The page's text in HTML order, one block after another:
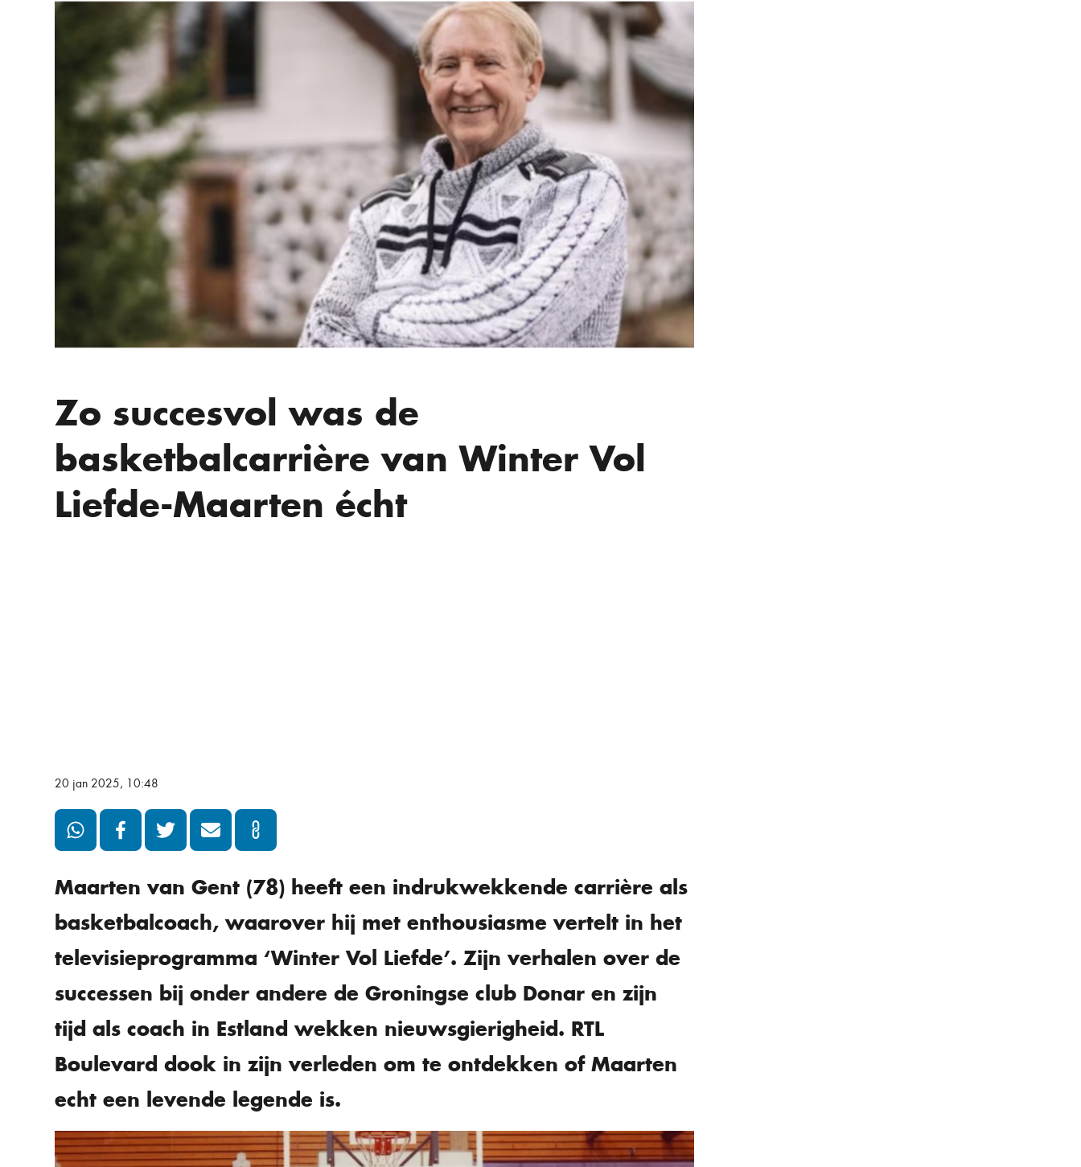
Zo succesvol was de
basketbalcarrière van Winter Vol
Liefde-Maarten écht
20 jan 2025, 10:48
Maarten van Gent (78) heeft een indrukwekkende carrière als
basketbalcoach, waarover hij met enthousiasme vertelt in het
televisieprogramma ‘Winter Vol Liefde’. Zijn verhalen over de
successen bij onder andere de Groningse club Donar en zijn
tijd als coach in Estland wekken nieuwsgierigheid. RTL
Boulevard dook in zijn verleden om te ontdekken of Maarten
echt een levende legende is.